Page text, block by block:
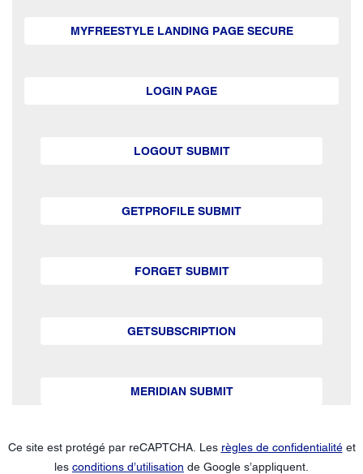
MYFREESTYLE LANDING PAGE SECURE
LOGIN PAGE
LOGOUT SUBMIT
GETPROFILE SUBMIT
FORGET SUBMIT
GETSUBSCRIPTION
MERIDIAN SUBMIT
Ce site est protégé par reCAPTCHA. Les règles de confidentialitéet
les conditions d’utilisation de Google s’appliquent.